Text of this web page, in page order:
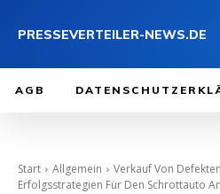
PRESSEVERTEILER-NEWS.DE
AGB
Start Allgemein
Verkauf Von
Erfolgsstrategien Für Den Schrottauto